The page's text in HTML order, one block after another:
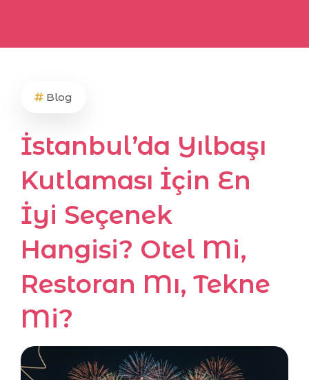
Blog
İstanbul’da Yılbaşı
Kutlaması İçin En
İyi Seçenek
Hangisi? Otel Mi,
Restoran Mı, Tekne
Mi?